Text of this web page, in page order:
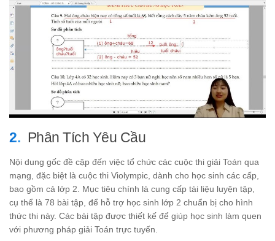
Phân Tích Yêu Cầu
Nội dung gốc đề cập đến việc tổ chức các cuộc thi giải Toán qua
mạng, đặc biệt là cuộc thi Violympic, dành cho học sinh các cấp,
bao gồm cả lớp 2. Mục tiêu chính là cung cấp tài liệu luyện tập,
cụ thể là 78 bài tập, để hỗ trợ học sinh lớp 2 chuẩn bị cho hình
thức thi này. Các bài tập được thiết kế để giúp học sinh làm quen
với phương pháp giải Toán trực tuyến.